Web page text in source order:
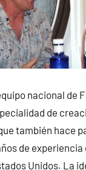
nacional de
de
también hace
de
Unidos. La